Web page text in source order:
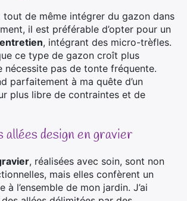
tout de même intégrer du gazon dans
il est préférable d’opter pour un
, intégrant des micro-trèfles.
ce type de gazon croît plus
nécessite pas de tonte fréquente.
parfaitement à ma quête d’un
plus libre de contraintes et de
allées design en gravier
, réalisées avec soin, sont non
mais elles confèrent un
à l’ensemble de mon jardin. J’ai